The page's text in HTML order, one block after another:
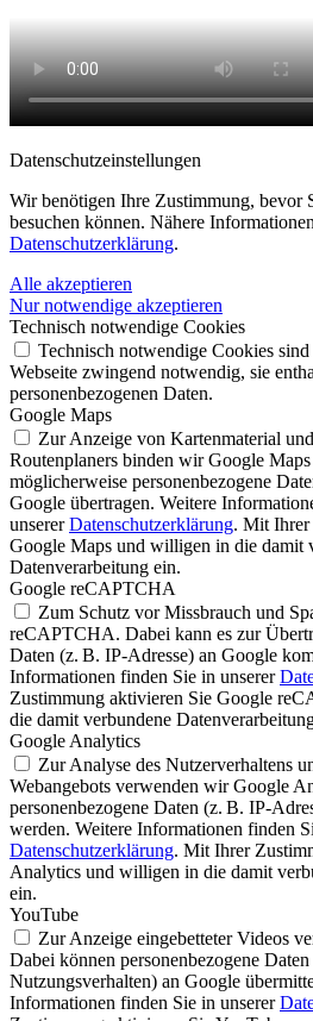
Datenschutz­einstellungen
Wir benötigen Ihre Zustimmung, bevor
besuchen können. Nähere
Datenschutzerklärung.
Alle akzeptieren
Nur notwendige akzeptieren
Technisch notwendige Cookies
Technisch notwendige Cookies
Webseite zwingend notwendig, sie
personenbezogenen Daten.
Google Maps
Zur Anzeige von Kartenmaterial
Routenplaners binden wir Google
möglicherweise personenbezogene
Google übertragen. Weitere
unsererDatenschutzerklärung. Mit Ihrer
Google Maps und willigen in die damit
Datenverarbeitung ein.
Google reCAPTCHA
Zum Schutz vor Missbrauch und
reCAPTCHA. Dabei kann es zur
Daten (z. B. IP-Adresse) an Google
Informationen finden Sie in unserer
Zustimmung aktivieren Sie Google
die damit verbundene
Google Analytics
Zur Analyse des Nutzerverhaltens
Webangebots verwenden wir Google
personenbezogene Daten (z. B. IP-
werden. Weitere Informationen finden
Datenschutzerklärung. Mit Ihrer
Analytics und willigen in die damit
ein.
YouTube
Zur Anzeige eingebetteter Videos
Dabei können personenbezogene
Nutzungsverhalten) an Google
Informationen finden Sie in unserer